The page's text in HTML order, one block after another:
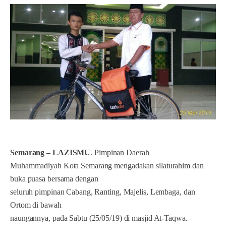
Semarang – LAZISMU. Pimpinan Daerah
Muhammadiyah Kota Semarang mengadakan silaturahim dan
buka puasa bersama dengan
seluruh pimpinan Cabang, Ranting, Majelis, Lembaga, dan
Ortom di bawah
naungannya, pada Sabtu (25/05/19) di masjid At-Taqwa.